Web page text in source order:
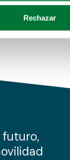
sobre
uso que haga
de redes sociales,
Rechazar